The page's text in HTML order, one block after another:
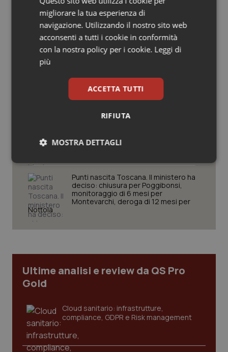
Salute orale & impianti
Sangue & coagulazione
Tiroide
Tumore al seno
Tumori del Polmone & Testa Collo
Tumori gastrointestinali
Ulcera & Reflusso
Vaccini
Regione Lombardia scrive al ministro
Schillaci: “Gli attuali indicatori non
fotografano la qualità reale del Ssn”
criticità riscontrate, stop al
laboratorio di Embriologia
Lazio, nuove regole per gli studi
burocrazia e certezza per i
Punti nascita Toscana. Il ministero ha
deciso: chiusura per Poggibonsi,
monitoraggio di 6 mesi per
Montevarchi, deroga di 12 mesi per
Nottola
Ultime analisi e review da QS Pro
Gold
Cloud sanitario: infrastrutture,
compliance, GDPR e Risk management
migliorare la tua esperienza di
navigazione. Utilizzando il nostro sito web
acconsenti a tutti i cookie in conformità
con la nostra policy per i cookie. Leggi di
più
ACCETTA TUTTI
RIFIUTA
MOSTRA DETTAGLI
Necessari Statistici Marketing
I cookie necessari contribuiscono a rendere fruibile il
navigazione sulle pagine e l'accesso alle aree
protette del sito. Il sito web non è in grado di
funzionare correttamente senza questi cookie.
VISITOR_PRIVACY_METADATA
YouTube
.youtube.com